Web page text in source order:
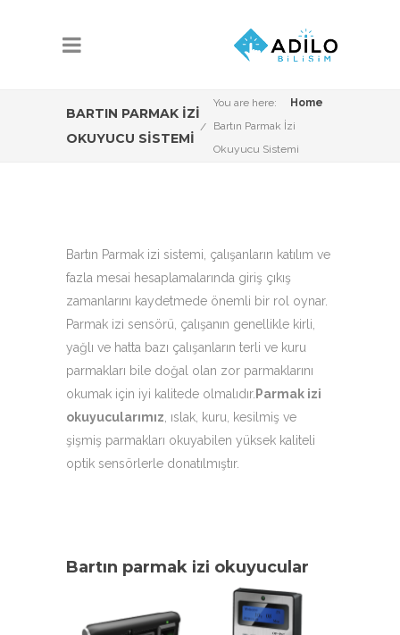
BARTIN PARMAK İZI
OKUYUCU SISTEMI
You are here:
Home
Bartın Parmak İzi
Okuyucu Sistemi
Bartın Parmak izi sistemi, çalışanların katılım ve
fazla mesai hesaplamalarında giriş çıkış
zamanlarını kaydetmede önemli bir rol oynar.
Parmak izi sensörü, çalışanın genellikle kirli,
yağlı ve hatta bazı çalışanların terli ve kuru
parmakları bile doğal olan zor parmaklarını
okumak için iyi kalitede olmalıdır. Parmak izi
okuyucularımız , ıslak, kuru, kesilmiş ve
şişmiş parmakları okuyabilen yüksek kaliteli
optik sensörlerle donatılmıştır.
Bartın parmak izi okuyucular